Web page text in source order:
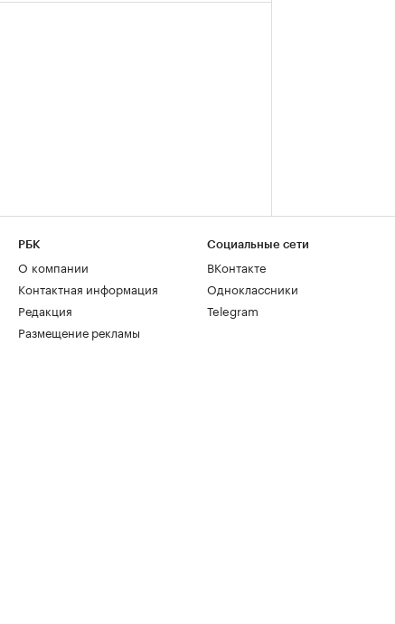
РБК
О компании
Контактная информация
Редакция
Размещение рекламы
Социальные сети
ВКонтакте
Одноклассники
Telegram